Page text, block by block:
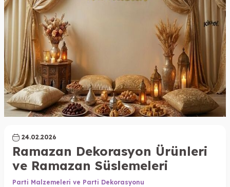
24.02.2026
Ramazan Dekorasyon Ürünleri
ve Ramazan Süslemeleri
Parti Malzemeleri ve Parti Dekorasyonu